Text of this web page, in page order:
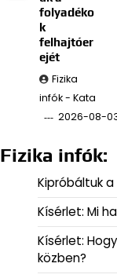
folyadéko
k
felhajtóer
ejét
Fizika
infók - Kata
2026-08-
Fizika infók:
Kipróbáltuk
Kísérlet: Mi
Kísérlet:
közben?